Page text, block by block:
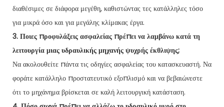
διαθέσιμες σε διάφορα μεγέθη, καθιστώντας τες κατάλληλες τόσο
για μικρά όσο και για μεγάλης κλίμακας έργα.
3. Ποιες προφυλάξεις ασφαλείας πρέπει να λαμβάνω κατά τη
λειτουργία μιας υδραυλικής μηχανής ψυχρής έκθλιψης;
Να ακολουθείτε πάντα τις οδηγίες ασφαλείας του κατασκευαστή. Να
φοράτε κατάλληλο προστατευτικό εξοπλισμό και να βεβαιώνεστε
ότι το μηχάνημα βρίσκεται σε καλή λειτουργική κατάσταση.